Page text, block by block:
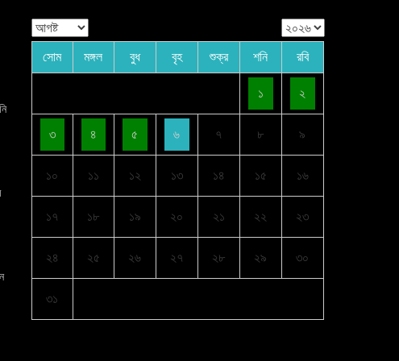
সোম মঙ্গল বুধ বৃহ শুক্র শনি রবি
১ ২
৩ ৪ ৫ ৬ ৭ ৮ ৯
১০ ১১ ১২ ১৩ ১৪ ১৫ ১৬
১৭ ১৮ ১৯ ২০ ২১ ২২ ২৩
২৪ ২৫ ২৬ ২৭ ২৮ ২৯ ৩০
৩১